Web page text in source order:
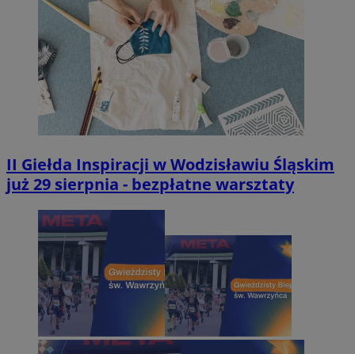
II Giełda Inspiracji w Wodzisławiu Śląskim
już 29 sierpnia - bezpłatne warsztaty